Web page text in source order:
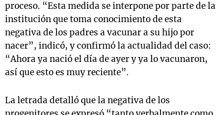
proceso. “Esta medida se interpone por parte de la
institución que toma conocimiento de esta
negativa de los padres a vacunar a su hijo por
nacer”, indicó, y confirmó la actualidad del caso:
“Ahora ya nació el día de ayer y ya lo vacunaron,
así que esto es muy reciente”.
La letrada detalló que la negativa de los